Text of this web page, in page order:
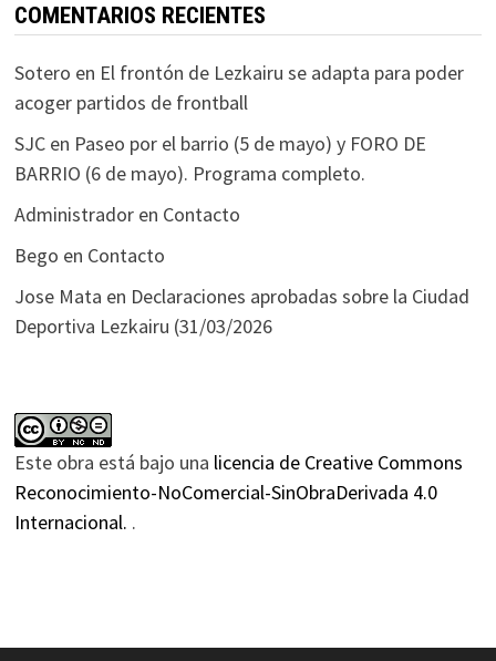
COMENTARIOS RECIENTES
Sotero en El frontón de Lezkairu se adapta para poder
acoger partidos de frontball
SJCen Paseo por el barrio (5 de mayo) y FORO DE
BARRIO (6 de mayo). Programa completo.
Administradoren Contacto
Bego en Contacto
Jose Mata en Declaraciones aprobadas sobre la Ciudad
Deportiva Lezkairu (31/03/2026
Este obra está bajo una licencia de Creative Commons
Reconocimiento-NoComercial-SinObraDerivada 4.0
Internacional. .